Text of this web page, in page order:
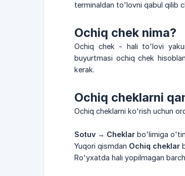
terminaldan to'lovni qabul qilib
Ochiq chek nima?
Ochiq chek - hali to'lovi
buyurtmasi ochiq chek
kerak.
Ochiq cheklarni
Ochiq cheklarni ko'rish uchun
Sotuv → Cheklar bo'limiga
Yuqori qismdan Ochiq cheklar
Ro'yxatda hali yopilmagan